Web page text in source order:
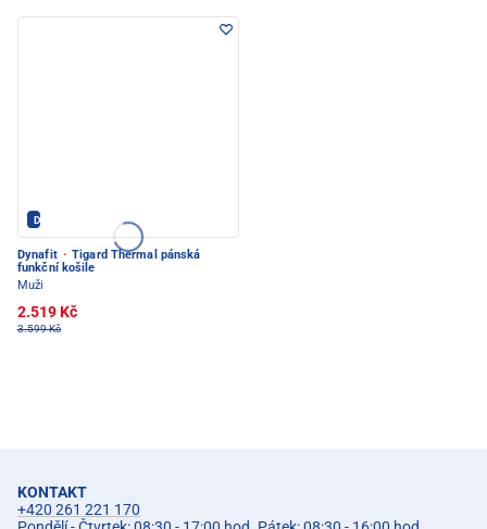
Dynafit - PEC POD SNĚŽKOU
Dynafit · Tigard Thermal pánská
funkční košile
Muži
2.519 Kč
3.599 Kč
KONTAKT
+420 261 221 170